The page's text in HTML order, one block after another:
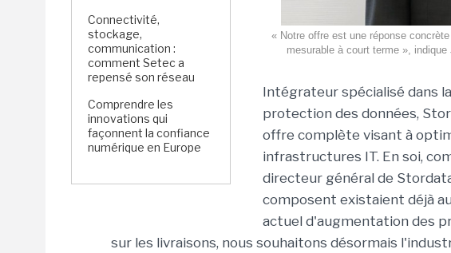
Connectivité,
stockage,
communication :
comment Setec a
repensé son réseau
Comprendre les
innovations qui
façonnent la confiance
numérique en Europe
« Notre offre est une réponse
mesurable à court terme »,
Intégrateur spécialisé dans
protection des données,
offre complète visant à
infrastructures IT. En soi,
directeur général de
composent existaient déjà
actuel d'augmentation des
sur les livraisons, nous souhaitons désormais